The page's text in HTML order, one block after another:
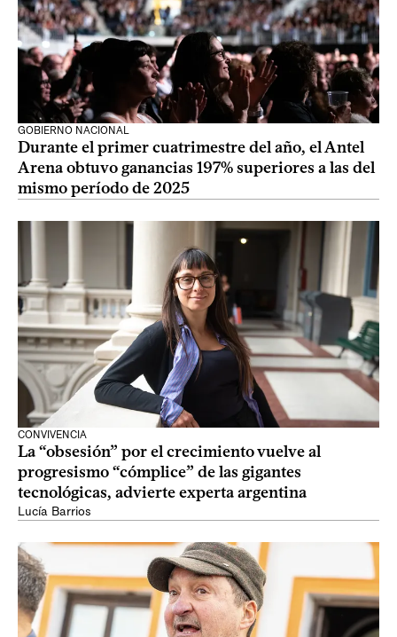
GOBIERNO NACIONAL
Durante el primer cuatrimestre del año, el Antel
Arena obtuvo ganancias 197% superiores a las del
mismo período de 2025
CONVIVENCIA
La “obsesión” por el crecimiento vuelve al
progresismo “cómplice” de las gigantes
tecnológicas, advierte experta argentina
Lucía Barrios